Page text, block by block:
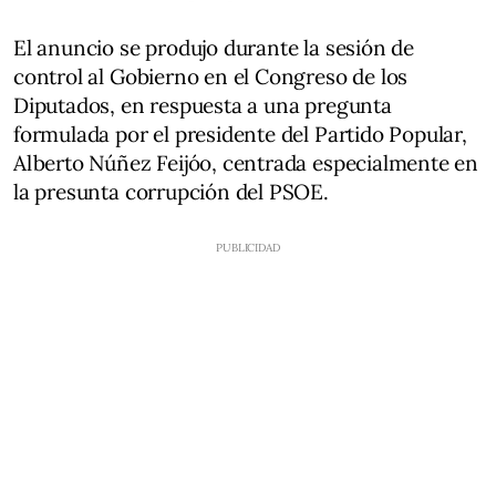
El anuncio se produjo durante la sesión de
control al Gobierno en el Congreso de los
Diputados, en respuesta a una pregunta
formulada por el presidente del Partido Popular,
Alberto Núñez Feijóo, centrada especialmente en
la presunta corrupción del PSOE.